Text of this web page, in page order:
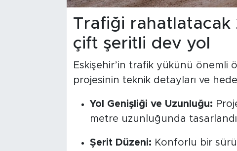
Trafiği rahatlatacak
çift şeritli dev yol
Eskişehir’in trafik yükünü önemli
projesinin teknik detayları ve
Yol Genişliği ve Uzunluğu:
metre uzunluğunda
Şerit Düzeni: Konforlu bir